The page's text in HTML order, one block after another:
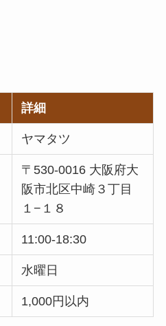
詳細
ヤマタツ
〒530-0016 大阪府大
阪市北区中崎３丁目
１−１８
11:00-18:30
水曜日
1,000円以内